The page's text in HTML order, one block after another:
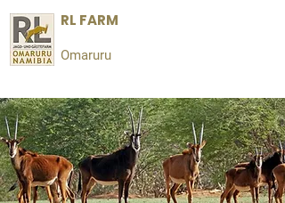
RL FARM
Omaruru